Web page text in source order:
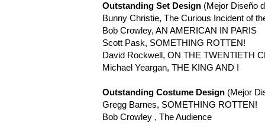
Outstanding Set Design(Mejor Diseño
Bunny Christie, The Curious Incident of
Bob Crowley, AN AMERICAN IN PARIS
Scott Pask, SOMETHING ROTTEN!
David Rockwell, ON THE TWENTIETH
Michael Yeargan, THE KING AND I
Outstanding Costume Design(Mejor
Gregg Barnes, SOMETHING ROTTEN!
Bob Crowley , The Audience